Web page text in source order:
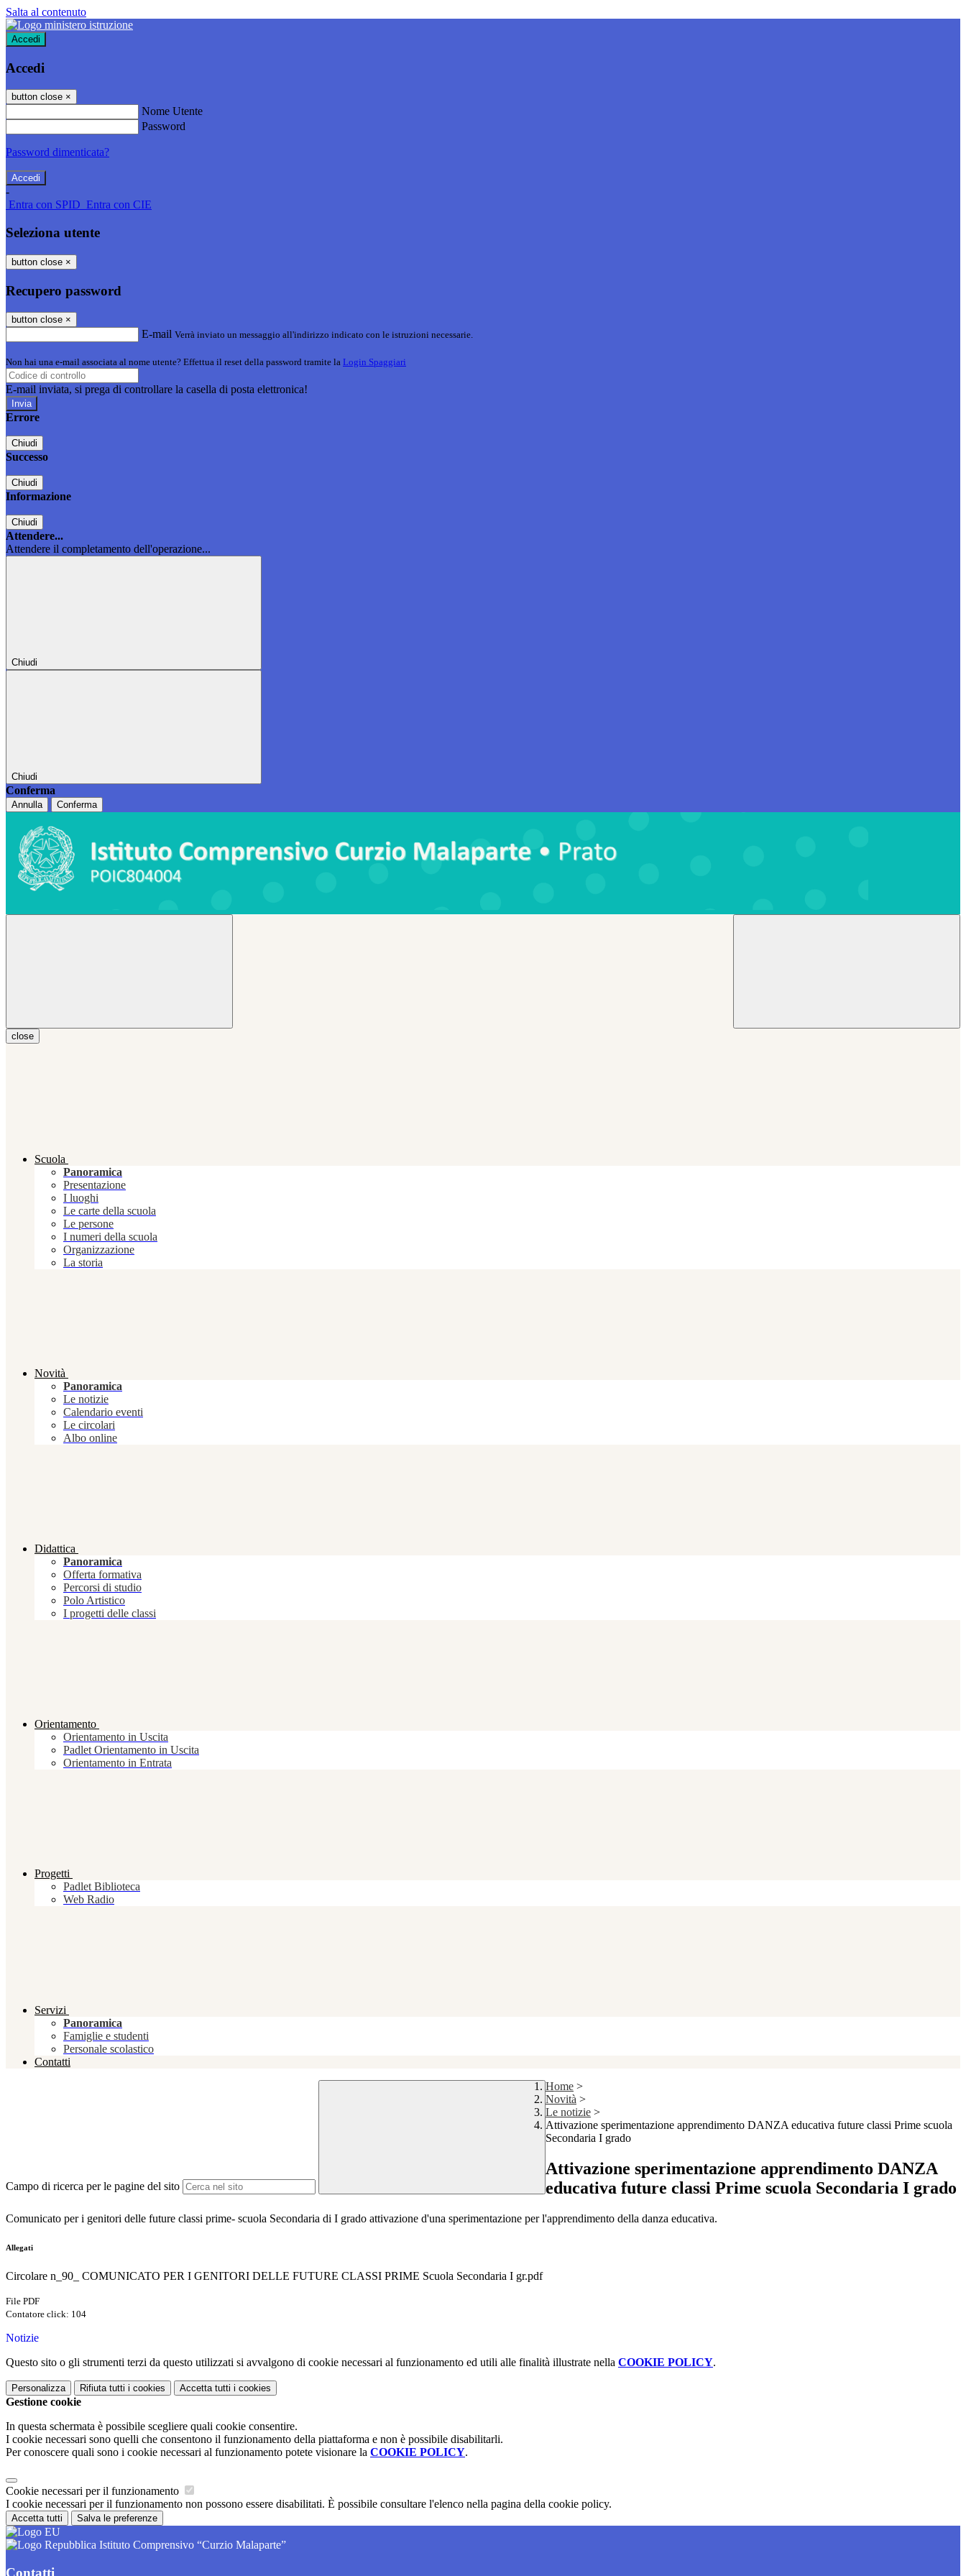
Salta al contenuto
Accedi
Accedi
button close ×
Nome Utente
Password
Password dimenticata?
-
Entra con SPID Entra con CIE
Seleziona utente
button close ×
Recupero password
button close ×
E-mail Verrà inviato un messaggio all'indirizzo indicato con le istruzioni necessarie.
Non hai una e-mail associata al nome utente? Effettua il reset della password tramite la Login Spaggiari
E-mail inviata, si prega di controllare la casella di posta elettronica!
Errore
Chiudi
Successo
Chiudi
Informazione
Chiudi
Attendere...
Attendere il completamento dell'operazione...
Chiudi
Chiudi
Conferma
Annulla Conferma
close
Scuola
Panoramica
Presentazione
I luoghi
Le carte della scuola
Le persone
I numeri della scuola
Organizzazione
La storia
Novità
Panoramica
Le notizie
Calendario eventi
Le circolari
Albo online
Didattica
Panoramica
Offerta formativa
Percorsi di studio
Polo Artistico
I progetti delle classi
Orientamento
Orientamento in Uscita
Padlet Orientamento in Uscita
Orientamento in Entrata
Progetti
Padlet Biblioteca
Web Radio
Servizi
Panoramica
Famiglie e studenti
Personale scolastico
Contatti
Campo di ricerca per le pagine del sito
Home >
Novità >
Le notizie >
Attivazione sperimentazione apprendimento DANZA educativa future classi Prime scuola
Secondaria I grado
Attivazione sperimentazione apprendimento DANZA
educativa future classi Prime scuola Secondaria I grado
Comunicato per i genitori delle future classi prime- scuola Secondaria di I grado attivazione d'una sperimentazione per l'apprendimento della danza educativa.
Allegati
Circolare n_90_ COMUNICATO PER I GENITORI DELLE FUTURE CLASSI PRIME Scuola Secondaria I gr.pdf
File PDF
Contatore click: 104
Notizie
Questo sito o gli strumenti terzi da questo utilizzati si avvalgono di cookie necessari al funzionamento ed utili alle finalità illustrate nella COOKIE POLICY.
Personalizza Rifiuta tutti i cookies Accetta tutti i cookies
Gestione cookie
In questa schermata è possibile scegliere quali cookie consentire.
I cookie necessari sono quelli che consentono il funzionamento della piattaforma e non è possibile disabilitarli.
Per conoscere quali sono i cookie necessari al funzionamento potete visionare la COOKIE POLICY.
Cookie necessari per il funzionamento
I cookie necessari per il funzionamento non possono essere disabilitati. È possibile consultare l'elenco nella pagina della cookie policy.
Accetta tutti Salva le preferenze
Istituto Comprensivo “Curzio Malaparte”
Contatti